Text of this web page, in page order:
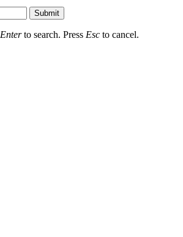
Submit
Enterto search. Press Esc to cancel.